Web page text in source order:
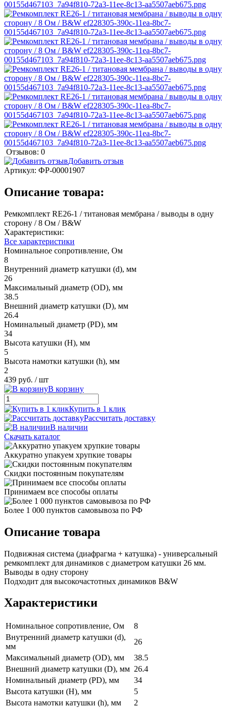
Отзывов: 0
Добавить отзыв
Артикул: ФР-00001907
Описание товара:
Ремкомплект RE26-1 / титановая мембрана / выводы в одну
сторону / 8 Ом / B&W
Характеристики:
Все характеристики
Номинальное сопротивление, Ом
8
Внутренний диаметр катушки (d), мм
26
Максимальный диаметр (OD), мм
38.5
Внешний диаметр катушки (D), мм
26.4
Номинальный диаметр (PD), мм
34
Высота катушки (H), мм
5
Высота намотки катушки (h), мм
2
439 руб. / шт
В корзину
Купить в 1 клик
Рассчитать доставку
В наличии
Скачать каталог
Аккуратно упакуем хрупкие товары
Скидки постоянным покупателям
Принимаем все способы оплаты
Более 1 000 пунктов самовывоза по РФ
Описание товара
Подвижная система (диафрагма + катушка) - универсальный
ремкомплект для динамиков с диаметром катушки 26 мм.
Выводы в одну сторону
Подходит для высокочастотных динамиков B&W
Характеристики
Номинальное сопротивление, Ом
8
Внутренний диаметр катушки (d),
мм
26
Максимальный диаметр (OD), мм
38.5
Внешний диаметр катушки (D), мм 26.4
Номинальный диаметр (PD), мм
34
Высота катушки (H), мм
5
Высота намотки катушки (h), мм
2